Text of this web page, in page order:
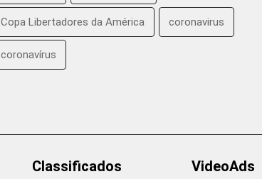
Copa Libertadores da América coronavirus
coronavírus
Classificados VideoAds